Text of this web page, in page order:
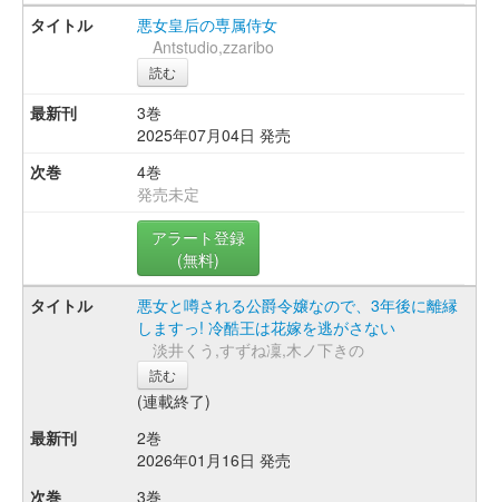
悪女皇后の専属侍女
Antstudio,zzaribo
読む
3巻
2025年07月04日 発売
4巻
発売未定
アラート登録
(無料)
悪女と噂される公爵令嬢なので、3年後に離縁
しますっ! 冷酷王は花嫁を逃がさない
淡井くう,すずね凜,木ノ下きの
読む
(連載終了)
2巻
2026年01月16日 発売
3巻